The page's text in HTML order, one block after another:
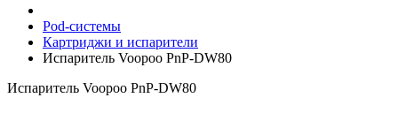
Pod-системы
Картриджи и испарители
Испаритель Voopoo PnP-DW80
Испаритель Voopoo PnP-DW80